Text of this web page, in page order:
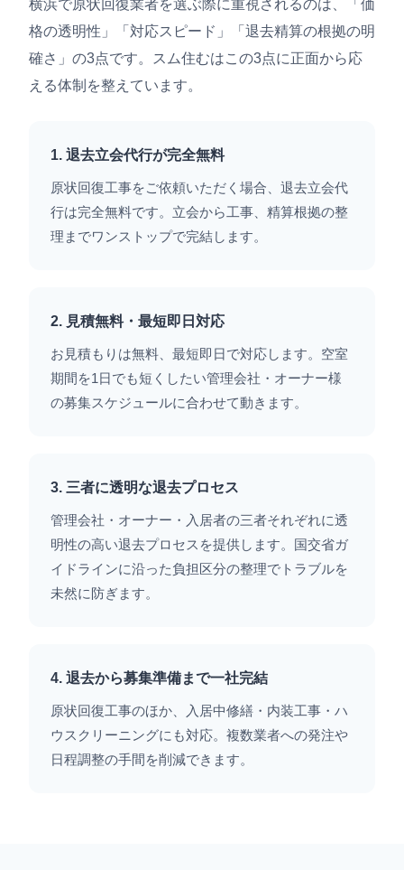
横浜で原状回復業者を選ぶ際に重視されるのは、「価
格の透明性」「対応スピード」「退去精算の根拠の明
確さ」の3点です。スム住むはこの3点に正面から応
える体制を整えています。
1. 退去立会代行が完全無料
原状回復工事をご依頼いただく場合、退去立会代
行は完全無料です。立会から工事、精算根拠の整
理までワンストップで完結します。
2. 見積無料・最短即日対応
お見積もりは無料、最短即日で対応します。空室
期間を1日でも短くしたい管理会社・オーナー様
の募集スケジュールに合わせて動きます。
3. 三者に透明な退去プロセス
管理会社・オーナー・入居者の三者それぞれに透
明性の高い退去プロセスを提供します。国交省ガ
イドラインに沿った負担区分の整理でトラブルを
未然に防ぎます。
4. 退去から募集準備まで一社完結
原状回復工事のほか、入居中修繕・内装工事・ハ
ウスクリーニングにも対応。複数業者への発注や
日程調整の手間を削減できます。